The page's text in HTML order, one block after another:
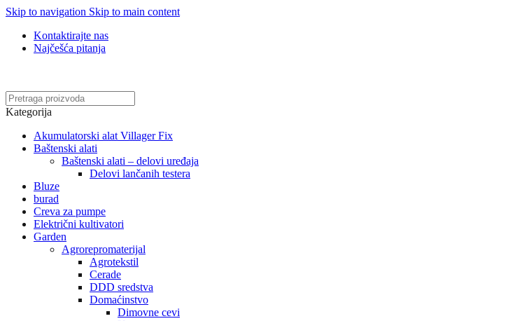
Skip to navigation Skip to main content
Kontaktirajte nas
Najčešća pitanja
Kategorija
Akumulatorski alat Villager Fix
Baštenski alati
Baštenski alati – delovi uređaja
Delovi lančanih testera
Bluze
burad
Creva za pumpe
Električni kultivatori
Garden
Agrorepromaterijal
Agrotekstil
Cerade
DDD sredstva
Domaćinstvo
Dimovne cevi